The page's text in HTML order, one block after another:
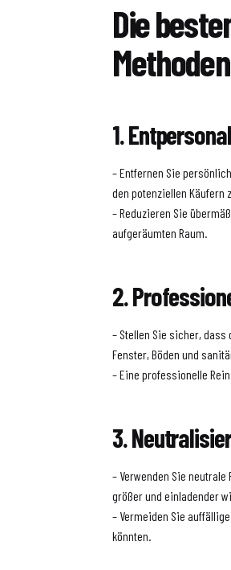
Die
Methoden
1.
– Entfernen Sie
den potenziellen
– Reduzieren Sie
aufgeräumten Raum.
2.
– Stellen Sie sicher,
Fenster, Böden und
– Eine professionelle
3.
– Verwenden Sie
größer und einladender
– Vermeiden Sie
könnten.